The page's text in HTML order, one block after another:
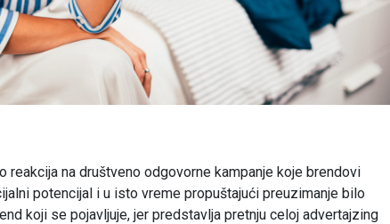
na društveno odgovorne kampanje koje brendovi
potencijal i u isto vreme propuštajući preuzimanje bilo
koji se pojavljuje, jer predstavlja pretnju celoj advertajzing